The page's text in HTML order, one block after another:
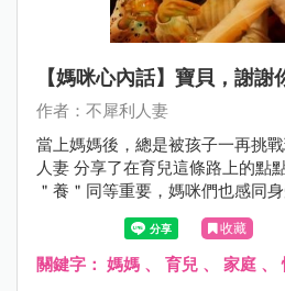
【媽咪心內話】寶貝，謝謝
作者：不犀利人妻
當上媽媽後，總是被孩子一再挑
人妻 分享了在育兒這條路上的點
＂養＂同等重要，媽咪們也感同
收藏
關鍵字： 媽媽 、 育兒 、 家庭 、